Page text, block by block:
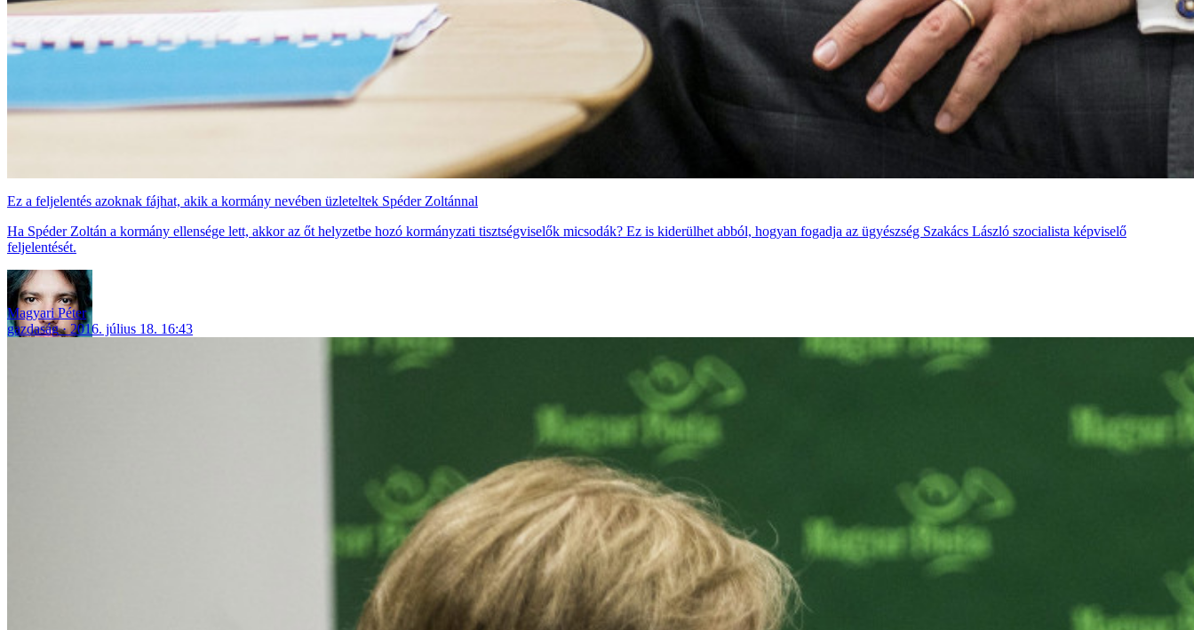
Ez a feljelentés azoknak fájhat, akik a kormány nevében üzleteltek Spéder Zoltánnal
Ha Spéder Zoltán a kormány ellensége lett, akkor az őt helyzetbe hozó kormányzati tisztségviselők micsodák? Ez is kiderülhet abból, hogyan fogadja az ügyészség Szakács László szocialista képviselő
feljelentését.
Magyari Péter
gazdaság
2016. július 18. 16:43